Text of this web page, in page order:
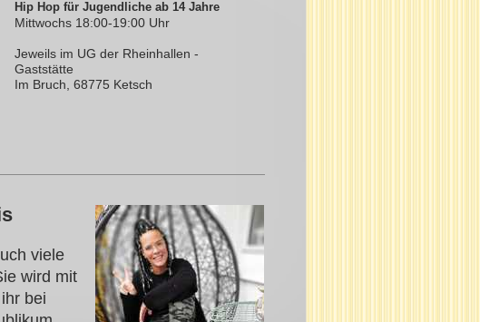
Hip Hop für Jugendliche ab 14 Jahre
Mittwochs 18:00-19:00 Uhr
Jeweils im UG der Rheinhallen -
Gaststätte
Im Bruch, 68775 Ketsch
viele
wird mit
bei